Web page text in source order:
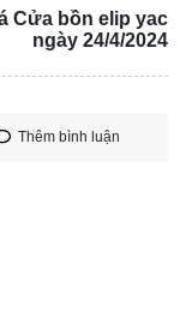
Cửa bồn elip yac
ngày 24/4/2024
Thêm bình luận